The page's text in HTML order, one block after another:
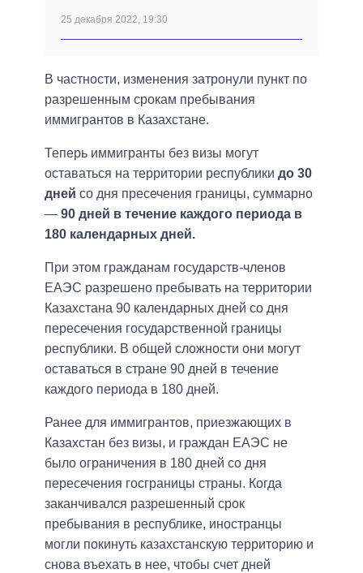
25 декабря 2022, 19:30
В частности, изменения затронули пункт по
разрешенным срокам пребывания
иммигрантов в Казахстане.
Теперь иммигранты без визы могут
оставаться на территории республики до 30
дней со дня пресечения границы, суммарно
— 90 дней в течение каждого периода в
180 календарных дней.
При этом гражданам государств-членов
ЕАЭС разрешено пребывать на территории
Казахстана 90 календарных дней со дня
пересечения государственной границы
республики. В общей сложности они могут
оставаться в стране 90 дней в течение
каждого периода в 180 дней.
Ранее для иммигрантов, приезжающих в
Казахстан без визы, и граждан ЕАЭС не
было ограничения в 180 дней со дня
пересечения госграницы страны. Когда
заканчивался разрешенный срок
пребывания в республике, иностранцы
могли покинуть казахстанскую территорию и
снова въехать в нее, чтобы счет дней